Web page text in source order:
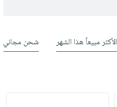
الأكثر مبيعاً هذا الشهر شحن مجاني